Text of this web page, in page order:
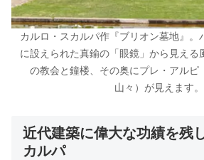
カルロ・スカルパ作『ブリオン墓地』。
に設えられた真鍮の「眼鏡」から見える
の教会と鐘楼、その奥にプレ・アルピ
山々）が見えます。
近代建築に偉大な功績を残
カルパ